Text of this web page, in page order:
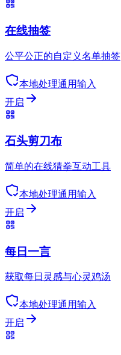
在线抽签
公平公正的自定义名单抽签
本地处理通用输入
开启
石头剪刀布
简单的在线猜拳互动工具
本地处理通用输入
开启
每日一言
获取每日灵感与心灵鸡汤
本地处理通用输入
开启